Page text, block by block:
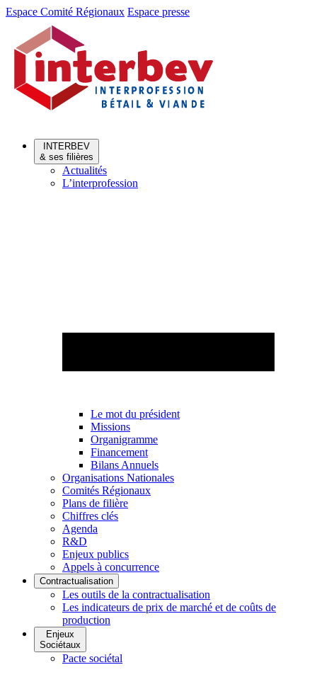
Aller
Aller
contenu
Espace Comité Régionaux Espace presse
INTERBEV
& ses filières
Actualités
L’interprofession
Le mot du président
Missions
Organigramme
Financement
Bilans Annuels
Organisations Nationales
Comités Régionaux
Plans de filière
Chiffres clés
Agenda
R&D
Enjeux publics
Appels à concurrence
Contractualisation
Les outils de la contractualisation
Les indicateurs de prix de marché et de coûts de
production
Enjeux
Sociétaux
Pacte sociétal